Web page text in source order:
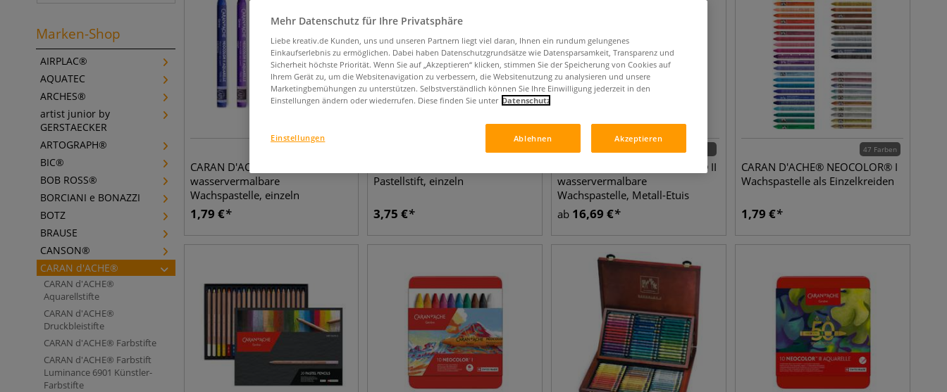
Marken-Shop
AIRPLAC®
AQUATEC
ARCHES®
artist junior by
GERSTAECKER
ARTOGRAPH®
BIC®
BOB ROSS®
BORCIANI e BONAZZI
BOTZ
BRAUSE
CANSON®
CARAN d'ACHE®
CARAN d'ACHE®
Aquarellstifte
CARAN d'ACHE®
Druckbleistifte
CARAN d'ACHE® Farbstifte
CARAN d'ACHE® Farbstift
Luminance 6901 Künstler-
Farbstifte
CARAN D'ACHE® NEOCOLOR® II
wasservermalbare
Wachspastelle, einzeln
1,79 €
Pastellstift, einzeln
3,75 €
CARAN D'ACHE® NEOCOLOR® II
wasservermalbare
Wachspastelle, Metall-Etuis
ab 16,69 €
47 Farben
CARAN D'ACHE® NEOCOLOR® I
Wachspastelle als Einzelkreiden
1,79 €
Mehr Datenschutz für Ihre Privatsphäre
Liebe kreativ.de Kunden, uns und unseren Partnern liegt viel daran, Ihnen ein rundum gelungenes
Einkaufserlebnis zu ermöglichen. Dabei haben Datenschutzgrundsätze wie Datensparsamkeit, Transparenz und
Sicherheit höchste Priorität. Wenn Sie auf „Akzeptieren“ klicken, stimmen Sie der Speicherung von Cookies auf
Ihrem Gerät zu, um die Websitenavigation zu verbessern, die Websitenutzung zu analysieren und unsere
Marketingbemühungen zu unterstützen. Selbstverständlich können Sie Ihre Einwilligung jederzeit in den
Einstellungen ändern oder wiederrufen. Diese finden Sie unter Datenschutz
Ablehnen Akzeptieren
Einstellungen